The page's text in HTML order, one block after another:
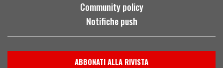
Community policy
Notifiche push
ABBONATI ALLA RIVISTA